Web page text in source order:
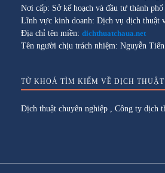
Nơi cấp: Sở kế hoạch và đầu tư thành
Lĩnh vực kinh doanh: Dịch vụ dịch thuật
Địa chỉ tên miền: dichthuatchaua.net
Tên người chịu trách nhiệm: Nguyễn
TỪ KHOÁ TÌM KIẾM VỀ DỊCH THUẬT
Dịch thuật chuyên nghiệp Công ty dịch